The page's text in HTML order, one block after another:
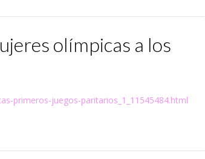
olímpicas a los
primeros-juegos-paritarios_1_11545484.html